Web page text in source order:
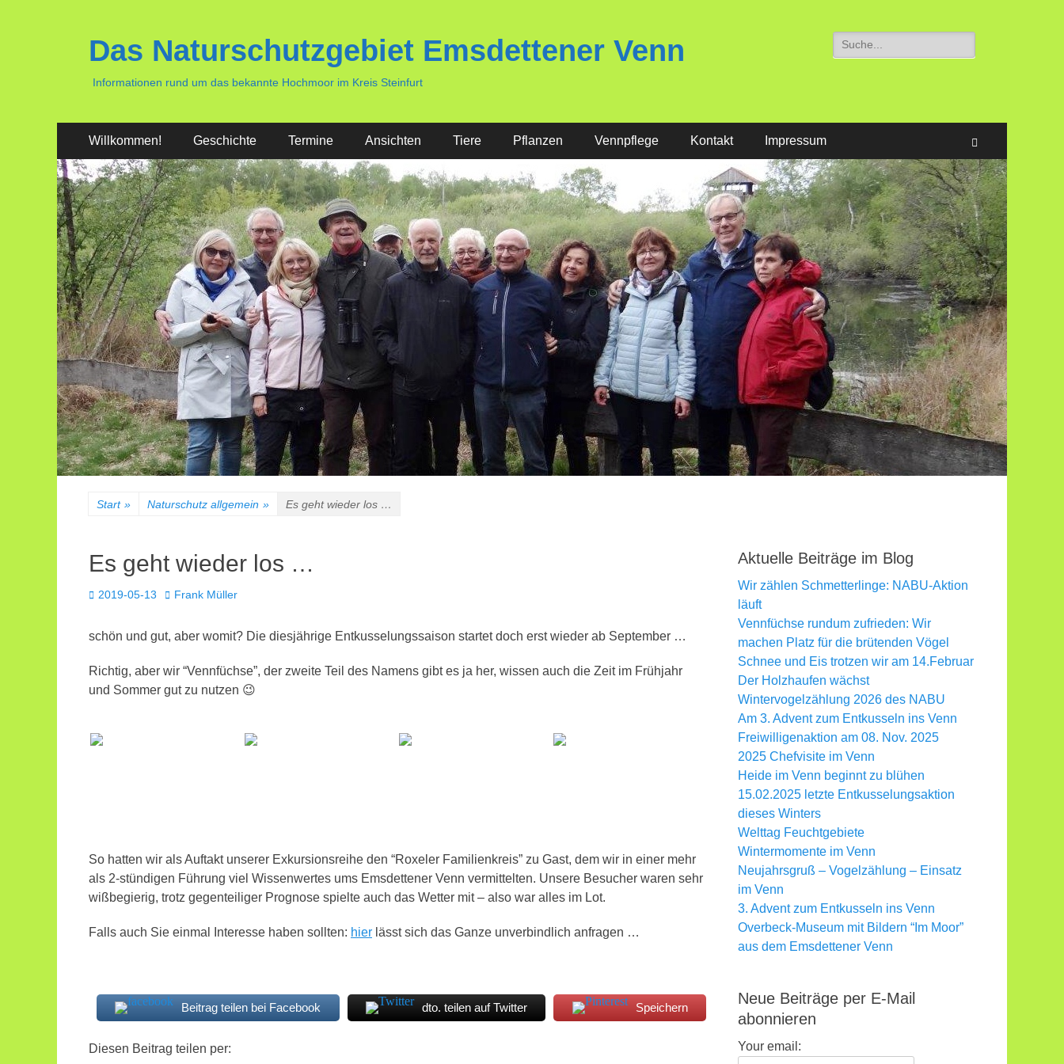
Das Naturschutzgebiet Emsdettener Venn
Informationen rund um das bekannte Hochmoor im Kreis Steinfurt
Suchen
nach:
Primäres
Menü
springen
Willkommen! Geschichte Termine Ansichten Tiere Pflanzen Vennpflege Kontakt Impressum
Start » Naturschutz allgemein » Es geht wieder los …
Es geht wieder los …
Veröffentlicht
2019-05-13 Autor
Frank Müller
schön und gut, aber womit? Die diesjährige Entkusselungssaison startet doch erst wieder ab September …
Richtig, aber wir “Vennfüchse”, der zweite Teil des Namens gibt es ja her, wissen auch die Zeit im Frühjahr
und Sommer gut zu nutzen 😉
So hatten wir als Auftakt unserer Exkursionsreihe den “Roxeler Familienkreis” zu Gast, dem wir in einer mehr
als 2-stündigen Führung viel Wissenwertes ums Emsdettener Venn vermittelten. Unsere Besucher waren sehr
wißbegierig, trotz gegenteiliger Prognose spielte auch das Wetter mit – also war alles im Lot.
Falls auch Sie einmal Interesse haben sollten: hier lässt sich das Ganze unverbindlich anfragen …
Beitrag teilen bei Facebook dto. teilen auf Twitter Speichern
Diesen Beitrag teilen per:
Aktuelle Beiträge im Blog
Wir zählen Schmetterlinge: NABU-Aktion
läuft
Vennfüchse rundum zufrieden: Wir
machen Platz für die brütenden Vögel
Schnee und Eis trotzen wir am 14.Februar
Der Holzhaufen wächst
Wintervogelzählung 2026 des NABU
Am 3. Advent zum Entkusseln ins Venn
Freiwilligenaktion am 08. Nov. 2025
2025 Chefvisite im Venn
Heide im Venn beginnt zu blühen
15.02.2025 letzte Entkusselungsaktion
dieses Winters
Welttag Feuchtgebiete
Wintermomente im Venn
Neujahrsgruß – Vogelzählung – Einsatz
im Venn
3. Advent zum Entkusseln ins Venn
Overbeck-Museum mit Bildern “Im Moor”
aus dem Emsdettener Venn
Neue Beiträge per E-Mail
abonnieren
Your email: